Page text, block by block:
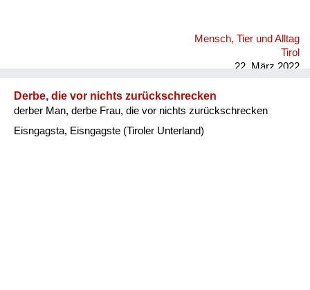
Mensch, Tier und Alltag
Tirol
22. März 2022
Derbe, die vor nichts zurückschrecken
derber Man, derbe Frau, die vor nichts zurückschrecken
Eisngagsta, Eisngagste (Tiroler Unterland)